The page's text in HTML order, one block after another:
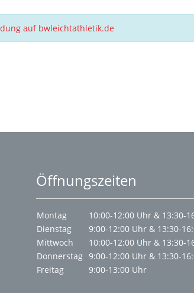
auf bwleichtathletik.de
Öffnungszeiten
Montag
10:00-12:00 Uhr & 13:30-
Dienstag
9:00-12:00 Uhr & 13:30-
Mittwoch
10:00-12:00 Uhr & 13:30-
Donnerstag 9:00-12:00 Uhr & 13:30-
Freitag
9:00-13:00 Uhr